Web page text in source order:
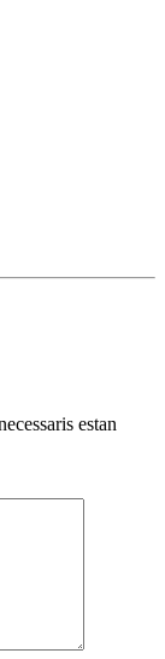
estan